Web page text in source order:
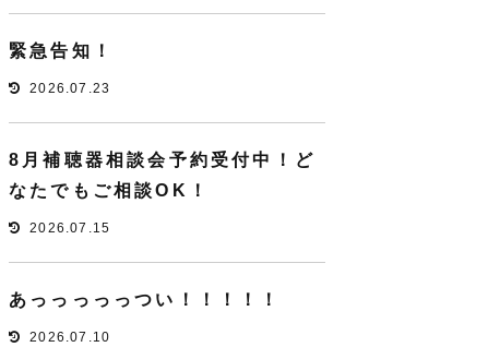
緊急告知！
2026.07.23
8月補聴器相談会予約受付中！ど
なたでもご相談OK！
2026.07.15
あっっっっっつい！！！！！
2026.07.10